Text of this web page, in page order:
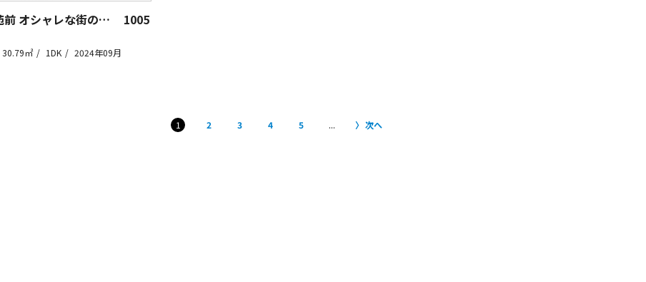
新宿御苑前 オシャレな街の住人
1005
30.79㎡ 1DK 2024年09月
1 2 3 4 5 ... 次へ